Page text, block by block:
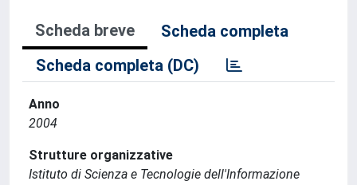
Scheda breve
Scheda completa
Scheda completa (DC)
Anno
2004
Strutture organizzative
Istituto di Scienza e Tecnologie dell'Informazione